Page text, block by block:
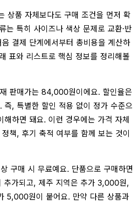
상품 자체보다도 구매 조건을 먼저 확
는 특히 사이즈나 색상 문제로 교환·반
결제 단계에서부터 총비용을 계산하
표와 리스트로 핵심 정보를 정리해볼
판매가는 84,000원이에요. 할인율은
, 특별한 할인 적용 없이 정가 수준으
해하면 돼요. 이런 경우에는 가격 자체
책, 후기 축적 여부를 함께 보는 것이
구매 시 무료예요. 단품으로 구매하면
추가되고, 제주 지역은 추가 3,000원,
5,000원이 붙어요. 만약 다른 상품과